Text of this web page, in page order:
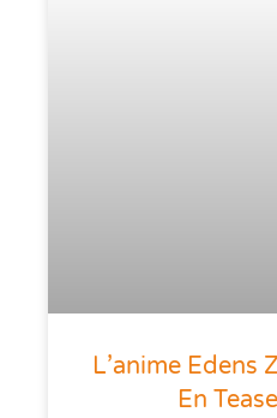
L’anime Edens
En